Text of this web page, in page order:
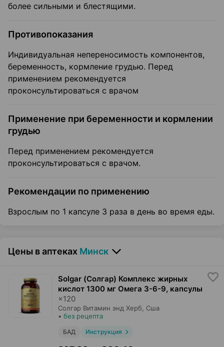
более сильными и блестящими.
Противопоказания
Индивидуальная непереносимость компонентов,
беременность, кормление грудью. Перед
применением рекомендуется
проконсультироваться с врачом
Применение при беременности и кормлении
грудью
Перед применением рекомендуется
проконсультироваться с врачом.
Рекомендации по применению
Взрослым по 1 капсуле 3 раза в день во время еды.
Цены в аптеках Минск
Solgar (Солгар) Комплекс жирных
кислот 1300 мг Омега 3-6-9, капсулы
×120
Солгар Витамин энд Херб, Сша
• без рецепта
БАД Инструкция